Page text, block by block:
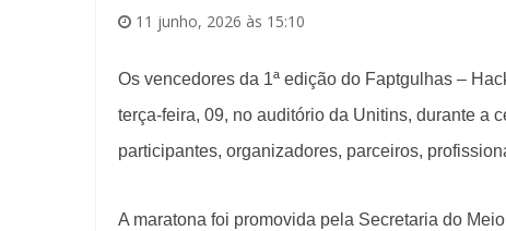
11 junho, 2026 às 15:10
Os vencedores da 1ª edição do Faptgulhas –
terça-feira, 09, no auditório da Unitins, durante a
participantes, organizadores, parceiros,
A maratona foi promovida pela Secretaria do